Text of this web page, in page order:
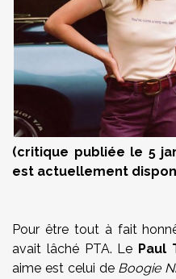
(critique publiée le 5
est actuellement
Pour être tout à fait
avait lâché PTA. Le Paul
aime est celui de Boogie